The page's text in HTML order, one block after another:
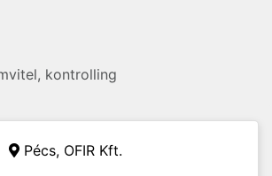
kontrolling
Pécs, OFIR Kft.